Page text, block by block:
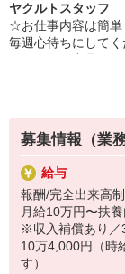
仕事を終えて夕方
家事と育児の両立
センターでは仲間
日々を過ごして
の仲間がフォロ
☆活躍中のスタッ
現在、スタッフは
→各センターごと
20代〜50代まで
ヤクルトスタッフ
☆お仕事内容は簡単
毎週心待ちにして
お届け車輌は、会
＊1日の配達軒数：
＊配達エリア：勤務
＊ノルマ・商品買
☆ある1日の流れ
子育てママAさん
平均収入 104,000
8:40 センターへ
9:00 お客さまへ
募集情報（業
給与
報酬/完全出来高制
月給10万円〜扶
※収入補償あり／
10万4,000円（時
す）